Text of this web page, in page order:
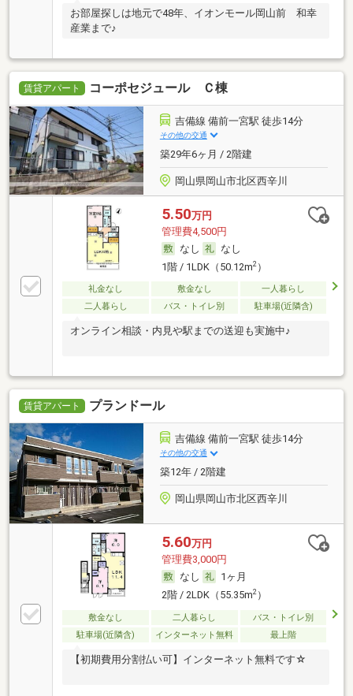
お部屋探しは地元で48年、イオンモール岡山前 和幸
産業まで♪
賃貸アパート コーポセジュール Ｃ棟
吉備線 備前一宮駅 徒歩14分
その他の交通
築29年6ヶ月 / 2階建
岡山県岡山市北区西辛川
5.50万円
管理費4,500円
なし
なし
1階 / 1LDK（50.12m2）
礼金なし 敷金なし
一人暮らし
二人暮らし
バス・トイレ別 駐車場(近隣含)
オンライン相談・内見や駅までの送迎も実施中♪
賃貸アパート プランドール
吉備線 備前一宮駅 徒歩14分
その他の交通
築12年 / 2階建
岡山県岡山市北区西辛川
5.60万円
管理費3,000円
なし
1ヶ月
2階 / 2LDK（55.35m2）
敷金なし 二人暮らし
バス・トイレ別
駐車場(近隣含)
インターネット無料 最上階
【初期費用分割払い可】インターネット無料です☆